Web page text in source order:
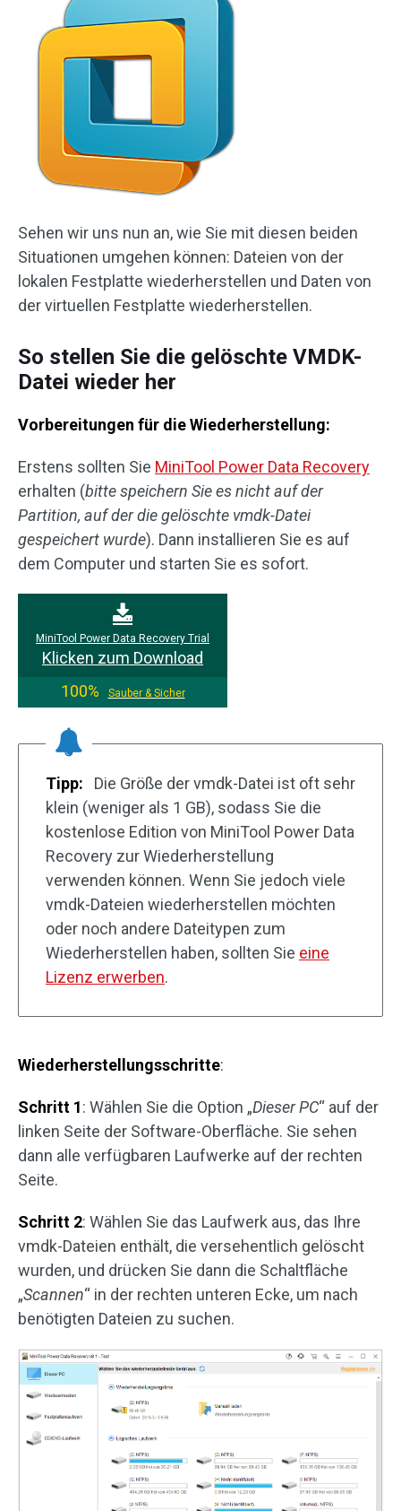
Sehen wir uns nun an, wie Sie mit diesen beiden
Situationen umgehen können: Dateien von der
lokalen Festplatte wiederherstellen und Daten von
der virtuellen Festplatte wiederherstellen.
So stellen Sie die gelöschte VMDK-
Datei wieder her
Vorbereitungen für die Wiederherstellung:
Erstens sollten Sie MiniTool Power Data Recovery
erhalten (bitte speichern Sie es nicht auf der
Partition, auf der die gelöschte vmdk-Datei
gespeichert wurde). Dann installieren Sie es auf
dem Computer und starten Sie es sofort.
MiniTool Power Data Recovery Trial
Klicken zum Download
100%
Sauber & Sicher
Tipp:
Die Größe der vmdk-Datei ist oft sehr
klein (weniger als 1 GB), sodass Sie die
kostenlose Edition von MiniTool Power Data
Recovery zur Wiederherstellung
verwenden können. Wenn Sie jedoch viele
vmdk-Dateien wiederherstellen möchten
oder noch andere Dateitypen zum
Wiederherstellen haben, sollten Sie eine
Lizenz erwerben.
Wiederherstellungsschritte:
Schritt 1: Wählen Sie die Option „Dieser PC“ auf der
linken Seite der Software-Oberfläche. Sie sehen
dann alle verfügbaren Laufwerke auf der rechten
Seite.
Schritt 2: Wählen Sie das Laufwerk aus, das Ihre
vmdk-Dateien enthält, die versehentlich gelöscht
wurden, und drücken Sie dann die Schaltfläche
„Scannen“ in der rechten unteren Ecke, um nach
benötigten Dateien zu suchen.